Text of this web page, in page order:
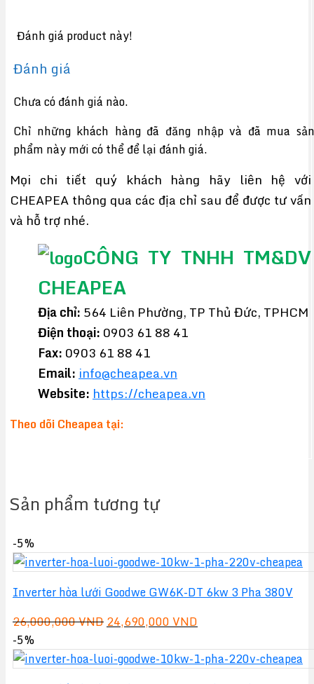
Đánh giá product này!
Đánh giá
Chưa có đánh giá nào.
Chỉ những khách hàng đã đăng nhập và đã mua sản
phẩm này mới có thể để lại đánh giá.
Mọi chi tiết quý khách hàng hãy liên hệ với
CHEAPEA thông qua các địa chỉ sau để được tư vấn
và hỗ trợ nhé.
CÔNG TY TNHH TM&DV
CHEAPEA
Địa chỉ: 564 Liên Phường, TP Thủ Đức, TPHCM
Điện thoại: 0903 61 88 41
Fax: 0903 61 88 41
Email: info@cheapea.vn
Website: https://cheapea.vn
Theo dõi Cheapea tại:
Sản phẩm tương tự
-5%
Inverter hòa lưới Goodwe GW6K-DT 6kw 3 Pha 380V
26,000,000VNDGiá
là:
24,690,000VND
tại
-5%